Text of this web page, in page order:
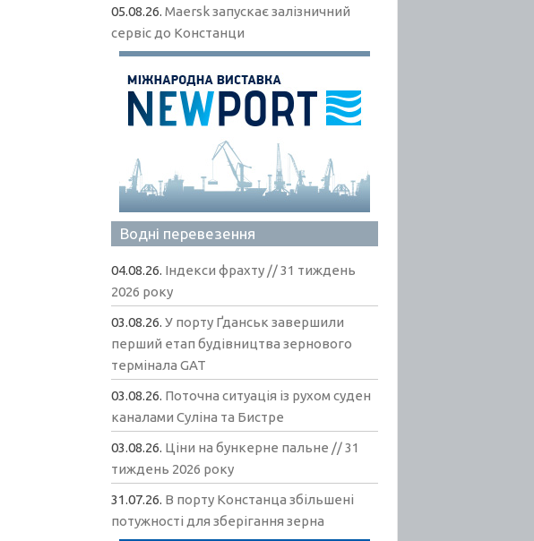
05.08.26.Maersk запускає залізничний
сервіс до Констанци
Водні перевезення
04.08.26. Індекси фрахту // 31 тиждень
2026 року
03.08.26.У порту Ґданськ завершили
перший етап будівництва зернового
термінала GAT
03.08.26. Поточна ситуація із рухом суден
каналами Суліна та Бистре
03.08.26. Ціни на бункерне пальне // 31
тиждень 2026 року
31.07.26. В порту Констанца збільшені
потужності для зберігання зерна